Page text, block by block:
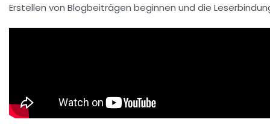
Erstellen von Blogbeiträgen beginnen und die